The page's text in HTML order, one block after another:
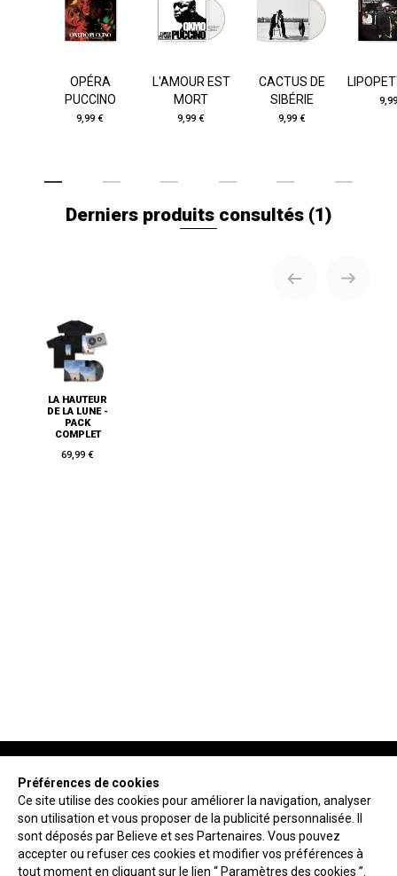
OPÉRA
PUCCINO
9,99 €
L'AMOUR EST
MORT
9,99 €
CACTUS DE
SIBÉRIE
9,99 €
Derniers produits consultés (1)
LA HAUTEUR
DE LA LUNE -
PACK
COMPLET
69,99 €
NEWSLETTER
Préférences de cookies
Ce site utilise des cookies pour améliorer la navigation, analyser
son utilisation et vous proposer de la publicité personnalisée. Il
sont déposés par Believe et ses Partenaires. Vous pouvez
accepter ou refuser ces cookies et modifier vos préférences à
tout moment en cliquant sur le lien “ Paramètres des cookies ”